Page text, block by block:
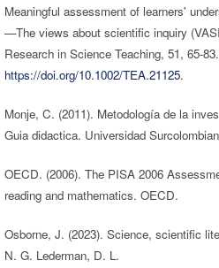
Meaningful assessment of learners'
—The views about scientific inquiry
Research in Science Teaching, 51, 65-83.
https://doi.org/10.1002/TEA.21125.
Monje, C. (2011). Metodología de la
Guia didactica. Universidad
OECD. (2006). The PISA 2006
reading and mathematics. OECD.
Osborne, J. (2023). Science, scientific
N. G. Lederman, D. L.